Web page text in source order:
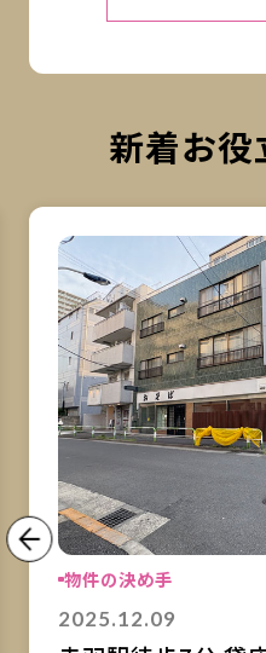
新着お役
詳細を見る
物件の決め手
2025.12.09